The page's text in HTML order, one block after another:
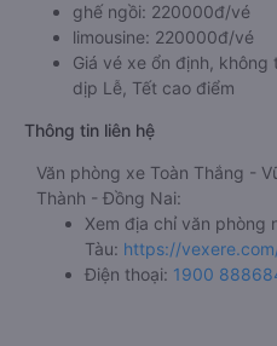
ghế ngồi: 220000đ/vé
limousine: 220000đ/vé
Giá vé xe ổn định,
dịp Lễ, Tết cao điểm
Thông tin liên hệ
Văn phòng xe Toàn Thắng -
Thành - Đồng Nai:
Xem địa chỉ văn phòng
Tàu: https://
Điện thoại: 1900